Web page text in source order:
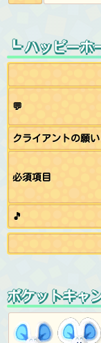
┗ ハッピーホ
💬
クライアントの願い
必須項目
🎵
ポケットキャ